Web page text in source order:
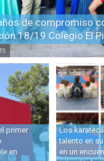
de compromiso
18/19 Colegio El
primer
en
Los
talento en
en un